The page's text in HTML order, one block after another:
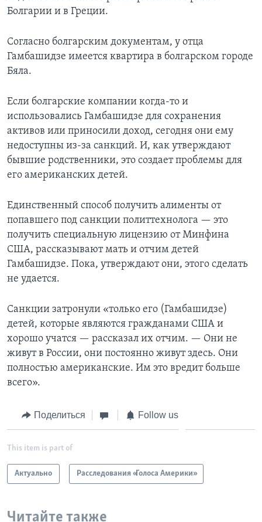
Болгарии и в Греции.
Согласно болгарским документам, у отца
Гамбашидзе имеется квартира в болгарском городе
Бяла.
Если болгарские компании когда-то и
использовались Гамбашидзе для сохранения
активов или приносили доход, сегодня они ему
недоступны из-за санкций. И, как утверждают
бывшие родственники, это создает проблемы для
его американских детей.
Единственный способ получить алименты от
попавшего под санкции политтехнолога — это
получить специальную лицензию от Минфина
США, рассказывают мать и отчим детей
Гамбашидзе. Пока, утверждают они, этого сделать
не удается.
Санкции затронули «только его (Гамбашидзе)
детей, которые являются гражданами США и
хорошо учатся — рассказал их отчим. — Они не
живут в России, они постоянно живут здесь. Они
полностью американские. Им это вредит больше
всего».
Поделиться Follow us
This item is part of
Актуально Расследования «Голоса Америки»
Читайте также